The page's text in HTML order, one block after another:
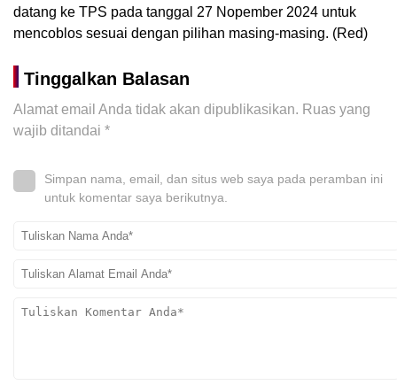
datang ke TPS pada tanggal 27 Nopember 2024 untuk
mencoblos sesuai dengan pilihan masing-masing. (Red)
Tinggalkan Balasan
Alamat email Anda tidak akan dipublikasikan. Ruas yang
wajib ditandai *
Simpan nama, email, dan situs web saya pada peramban ini
untuk komentar saya berikutnya.